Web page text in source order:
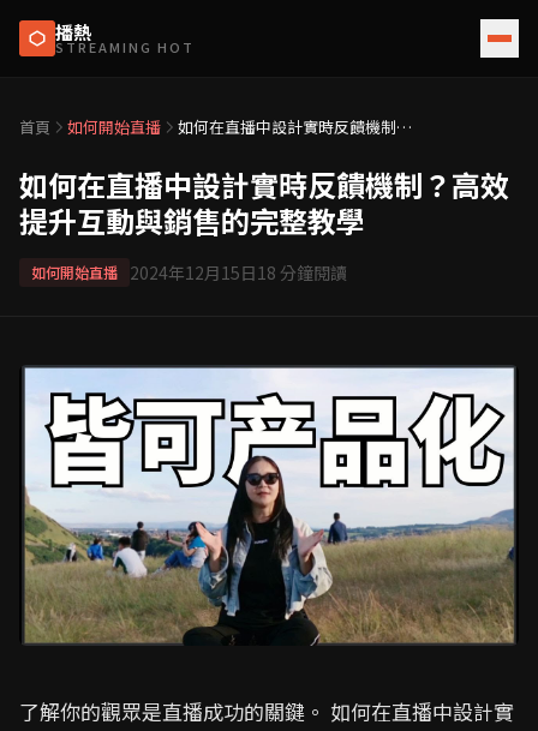
播熱
STREAMING HOT
首頁 如何開始直播
如何在直播中設計實時反饋機制？
如何在直播中設計實時反饋機制？高效
提升互動與銷售的完整教學
如何開始直播 2024年12月15日18 分鐘閱讀
了解你的觀眾是直播成功的關鍵。 如何在直播中設計實